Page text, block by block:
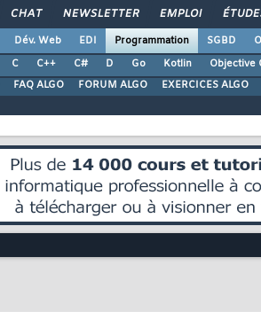
CHAT NEWSLETTER EMPLOI
Dév. Web EDI Programmation SGBD
C C++ C# D Go Kotlin Objective
FAQ ALGO FORUM ALGO EXERCICES ALGO